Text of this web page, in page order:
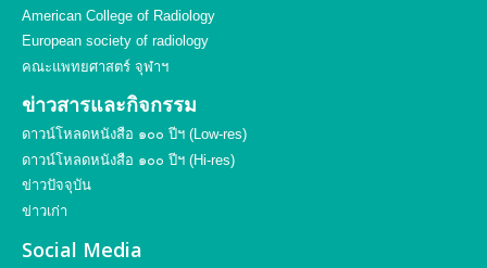
American College of Radiology
European society of radiology
คณะแพทยศาสตร์ จุฬาฯ
ข่าวสารและกิจกรรม
ดาวน์โหลดหนังสือ ๑๐๐ ปีฯ (Low-res)
ดาวน์โหลดหนังสือ ๑๐๐ ปีฯ (Hi-res)
ข่าวปัจจุบัน
ข่าวเก่า
Social Media